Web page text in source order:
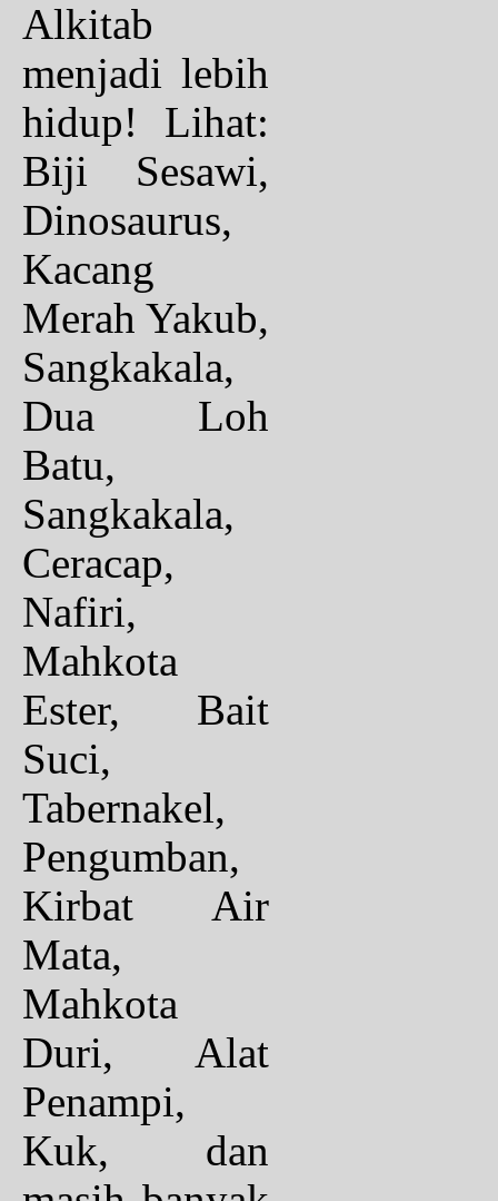
Alkitab
menjadi lebih
hidup! Lihat:
Biji Sesawi,
Dinosaurus,
Kacang
Merah Yakub,
Sangkakala,
Dua Loh
Batu,
Sangkakala,
Ceracap,
Nafiri,
Mahkota
Ester, Bait
Suci,
Tabernakel,
Pengumban,
Kirbat Air
Mata,
Mahkota
Duri, Alat
Penampi,
Kuk, dan